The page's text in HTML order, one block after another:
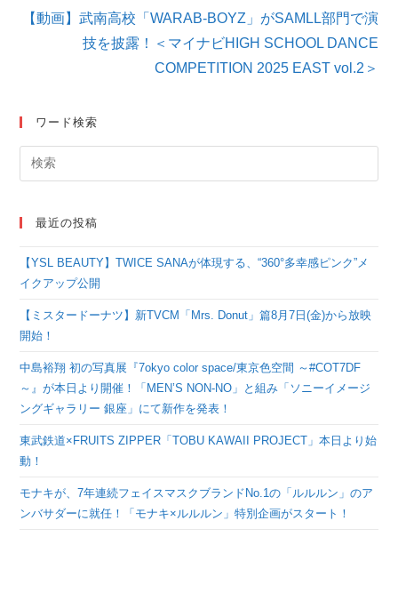
を【動画】武南高校「WARAB-BOYZ」がSAMLL部門で演
技を披露！＜マイナビHIGH SCHOOL DANCE
COMPETITION 2025 EAST vol.2＞
ワード検索
最近の投稿
【YSL BEAUTY】TWICE SANAが体現する、“360°多幸感ピンク”メ
イクアップ公開
【ミスタードーナツ】新TVCM「Mrs. Donut」篇8月7日(金)から放映
開始！
中島裕翔 初の写真展『7okyo color space/東京色空間 ～#COT7DF
～』が本日より開催！「MEN’S NON-NO」と組み「ソニーイメージ
ングギャラリー 銀座」にて新作を発表！
東武鉄道×FRUITS ZIPPER「TOBU KAWAII PROJECT」本日より始
動！
モナキが、7年連続フェイスマスクブランドNo.1の「ルルルン」のア
ンバサダーに就任！「モナキ×ルルルン」特別企画がスタート！